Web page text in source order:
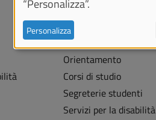
STUDENTI
Orientamento
Corsi di studio
Segreterie studenti
Servizi per la disabilità
“Personalizza”.
Personalizza